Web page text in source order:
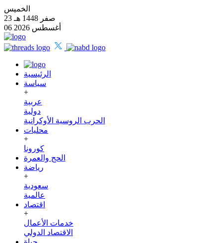
الخميس
23 صفر 1448 هـ
06 أغسطس 2026
الرئيسية
سياسة
+
عربية
دولية
الحرب الروسية الأوكرانية
محليات
+
كورونا
الحج والعمرة
رياضة
+
سعودية
عالمية
اقتصاد
+
خدمات الأعمال
الاقتصاد الدولي